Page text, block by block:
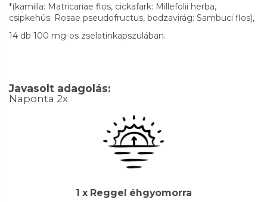
*(kamilla: Matricariae flos, cickafark: Millefolii herba,
csipkehús: Rosae pseudofructus, bodzavirág: Sambuci flos),
14 db 100 mg-os zselatinkapszulában.
Javasolt adagolás:
Naponta 2x
1 x Reggel éhgyomorra